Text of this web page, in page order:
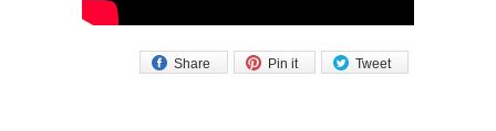
Tweet
Pin it
Share